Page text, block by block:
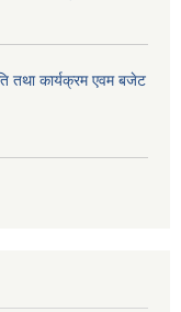
तथा कार्यक्रम एवम बजेट